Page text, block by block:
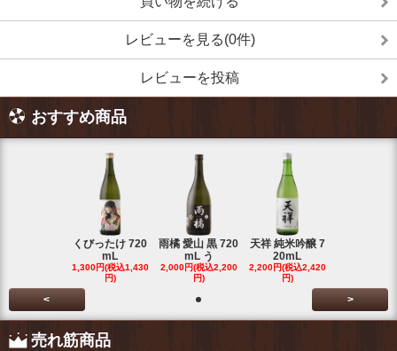
レビューを見る(0件)
レビューを投稿
おすすめ商品
くびったけ 720
mL
1,300円(税込1,430
円)
雨橘 愛山 黒 720
mL う
2,000円(税込2,200
円)
天祥 純米吟醸 7
20mL
2,200円(税込2,420
円)
< >
売れ筋商品